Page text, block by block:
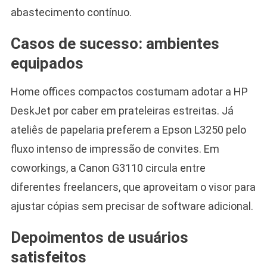
abastecimento contínuo.
Casos de sucesso: ambientes
equipados
Home offices compactos costumam adotar a HP
DeskJet por caber em prateleiras estreitas. Já
ateliês de papelaria preferem a Epson L3250 pelo
fluxo intenso de impressão de convites. Em
coworkings, a Canon G3110 circula entre
diferentes freelancers, que aproveitam o visor para
ajustar cópias sem precisar de software adicional.
Depoimentos de usuários
satisfeitos